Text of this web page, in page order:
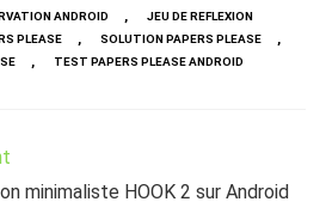
ANDROID ,
JEU DE REFLEXION
PLEASE , SOLUTION PAPERS PLEASE ,
, TEST PAPERS PLEASE ANDROID
minimaliste HOOK 2 sur Android